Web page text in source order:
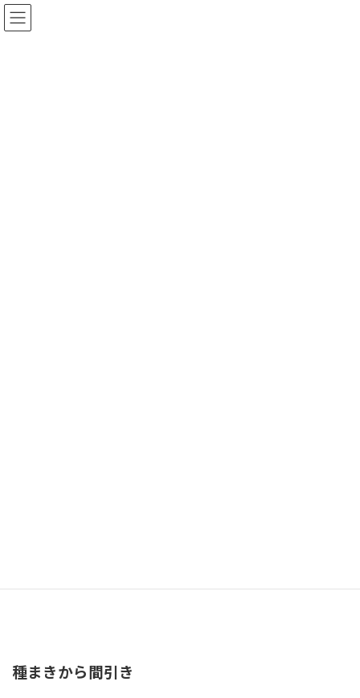
コ
ン
ナ
ビ
種まきから間引き